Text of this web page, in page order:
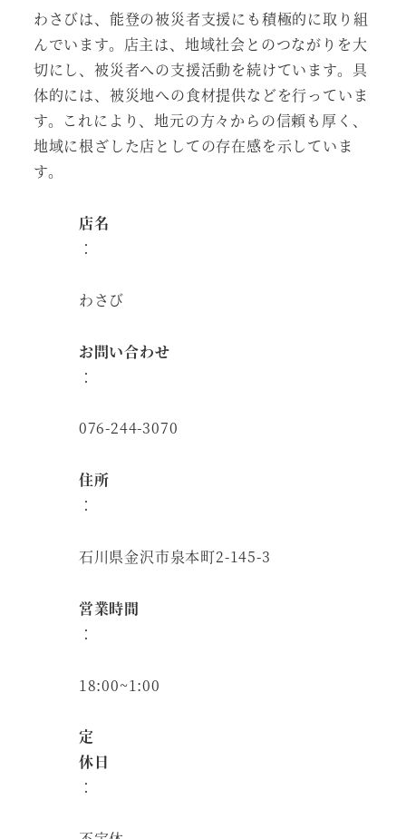
わさびは、能登の被災者支援にも積極的に取り組
んでいます。店主は、地域社会とのつながりを大
切にし、被災者への支援活動を続けています。具
体的には、被災地への食材提供などを行っていま
す。これにより、地元の方々からの信頼も厚く、
地域に根ざした店としての存在感を示していま
す。
店名
：
わさび
お問い合わせ
：
076-244-3070
住所
：
石川県金沢市泉本町2-145-3
営業時間
：
18:00~1:00
定
休日
：